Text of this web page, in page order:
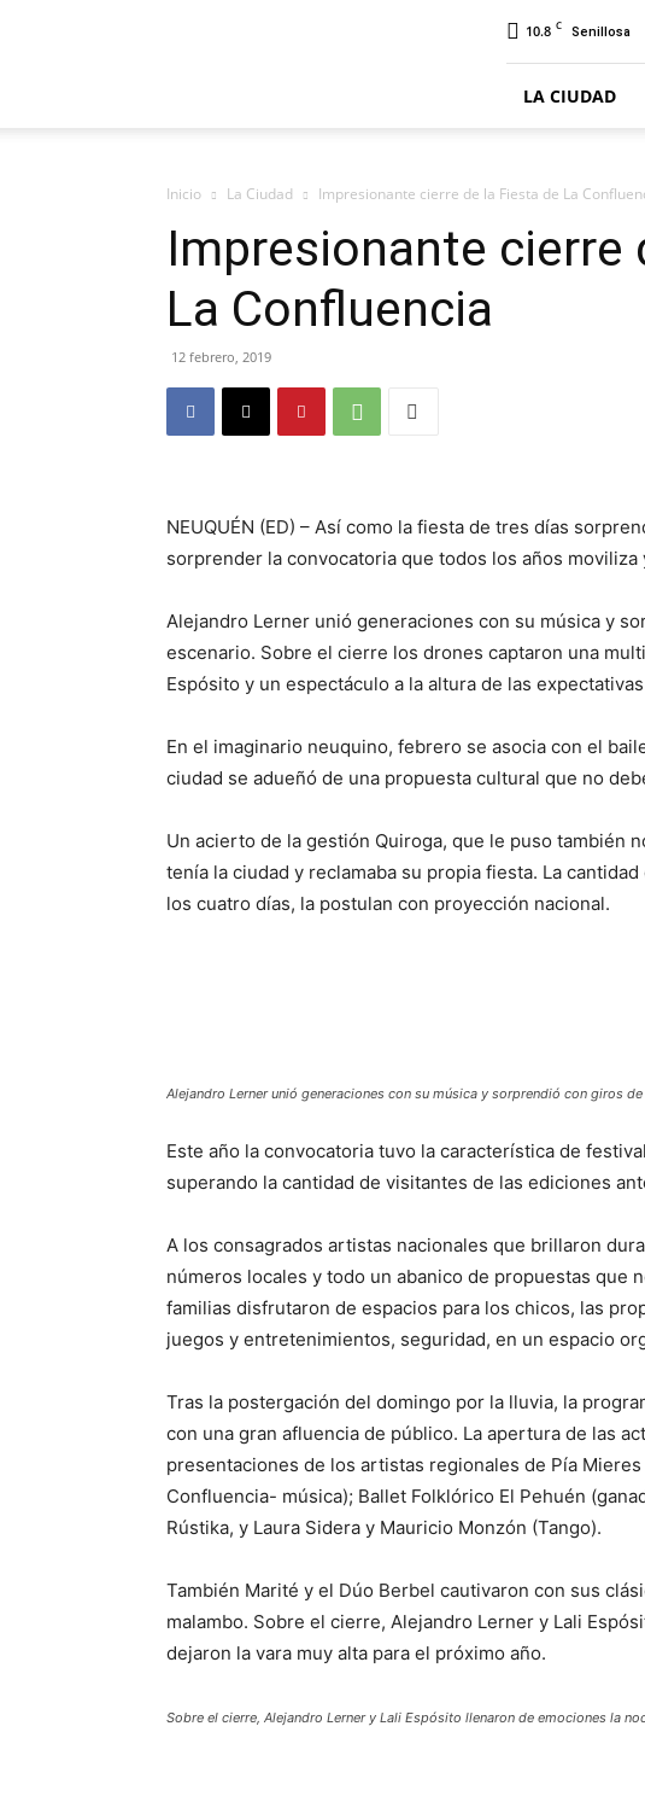
10.8 C Senillosa
LA CIUDAD
Inicio La Ciudad Impresionante cierre de la Fiesta de La
Impresionante cierre
La Confluencia
12 febrero, 2019
NEUQUÉN (ED) – Así como la fiesta de tres días
sorprender la convocatoria que todos los años
Alejandro Lerner unió generaciones con su música y
escenario. Sobre el cierre los drones captaron una
Espósito y un espectáculo a la altura de las
En el imaginario neuquino, febrero se asocia con el
ciudad se adueñó de una propuesta cultural que no
Un acierto de la gestión Quiroga, que le puso también
tenía la ciudad y reclamaba su propia fiesta. La
los cuatro días, la postulan con proyección nacional.
Alejandro Lerner unió generaciones con su música y sorprendió con giros
Este año la convocatoria tuvo la característica de
superando la cantidad de visitantes de las ediciones
A los consagrados artistas nacionales que brillaron
números locales y todo un abanico de propuestas que
familias disfrutaron de espacios para los chicos, las
juegos y entretenimientos, seguridad, en un espacio
Tras la postergación del domingo por la lluvia, la
con una gran afluencia de público. La apertura de las
presentaciones de los artistas regionales de Pía
Confluencia- música); Ballet Folklórico El Pehuén
Rústika, y Laura Sidera y Mauricio Monzón (Tango).
También Marité y el Dúo Berbel cautivaron con sus
malambo. Sobre el cierre, Alejandro Lerner y Lali
dejaron la vara muy alta para el próximo año.
Sobre el cierre, Alejandro Lerner y Lali Espósito llenaron de emociones la